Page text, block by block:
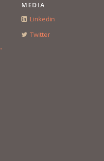
MEDIA
Linkedin
Twitter